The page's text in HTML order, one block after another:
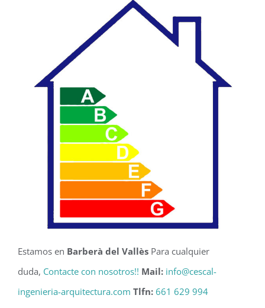
Estamos en Barberà del Vallès Para cualquier
duda, Contacte con nosotros!! Mail: info@cescal-
ingenieria-arquitectura.com Tlfn: 661 629 994